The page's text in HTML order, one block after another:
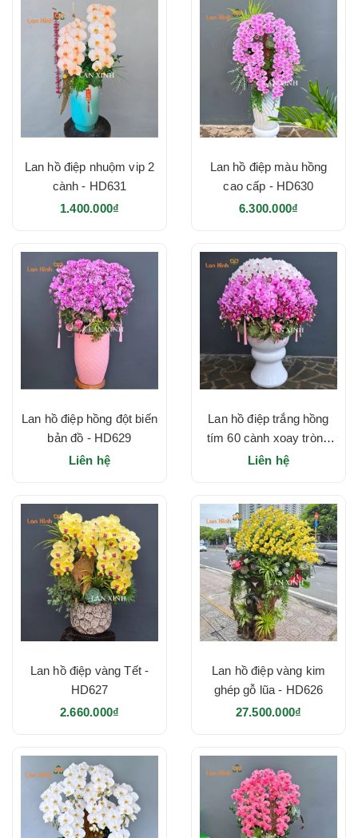
Lan hồ điệp nhuộm vip 2
cành - HD631
1.400.000₫
Lan hồ điệp màu hồng
cao cấp - HD630
6.300.000₫
Lan hồ điệp hồng đột biến
bản đồ - HD629
Liên hệ
Lan hồ điệp trắng hồng
tím 60 cành xoay tròn -
HD628
Liên hệ
Lan hồ điệp vàng Tết -
HD627
2.660.000₫
Lan hồ điệp vàng kim
ghép gỗ lũa - HD626
27.500.000₫